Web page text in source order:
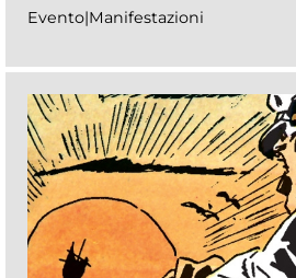
Evento|Manifestazioni